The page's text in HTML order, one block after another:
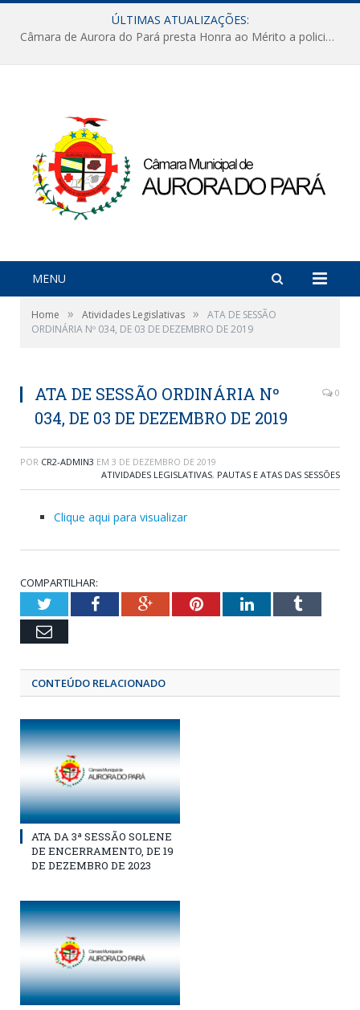
ÚLTIMAS ATUALIZAÇÕES:
Câmara de Aurora do Pará presta Honra ao Mérito a policiais militares em sessão marcada por reconhecimento e emoção
MENU
Home » Atividades Legislativas »
ATA DE SESSÃO
ORDINÁRIA Nº 034, DE 03 DE DEZEMBRO DE 2019
ATA DE SESSÃO ORDINÁRIA Nº
034, DE 03 DE DEZEMBRO DE 2019
0
POR CR2-ADMIN3 EM 3 DE DEZEMBRO DE 2019
ATIVIDADES LEGISLATIVAS, PAUTAS E ATAS DAS SESSÕES
Clique aqui para visualizar
COMPARTILHAR:
TwitterFacebookGoogle+PinterestLinkedInTumblr
Email
CONTEÚDO RELACIONADO
ATA DA 3ª SESSÃO SOLENE
DE ENCERRAMENTO, DE 19
DE DEZEMBRO DE 2023